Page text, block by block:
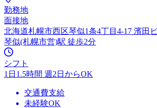
勤務地
面接地
北海道札幌市西区琴似1条4丁目4-17 濱田
琴似(札幌市営)駅 徒歩2分
シフト
1日1.5時間 週2日からOK
交通費支給
未経験OK